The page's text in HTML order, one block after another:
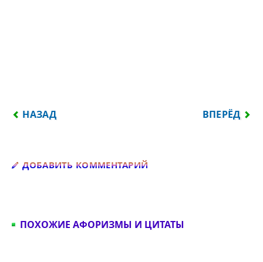
ПРЕДЫДУЩИЙ: МУДРЕЦ СТАВИТ СЕБЯ
НАЗАД ВПЕРЁД
ДОБАВИТЬ КОММЕНТАРИЙ
ПОХОЖИЕ АФОРИЗМЫ И ЦИТАТЫ